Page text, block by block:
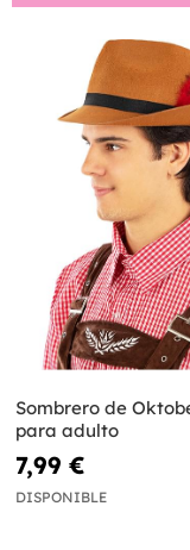
Sombrero de
para adulto
7,99 €
DISPONIBLE